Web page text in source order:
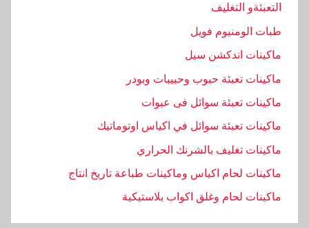
التعبئةو التغليف
طبات الومنيوم فويل
ماكينات اندكشن سيل
ماكينات تعبئة حبوب وحبيبات وبودر
ماكينات تعبئة سوائل فى عبوات
ماكينات تعبئة سوائل في اكياس اوتوماتيك
ماكينات تغليف بالشرنك الحراري
ماكينات لحام اكياس وماكينات طباعة تاريخ انتاج
ماكينات لحام وغلق اكواب بلاستيكية